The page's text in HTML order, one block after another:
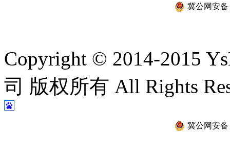
冀公网安备
Copyright © 2014-2015
司 版权所有 All Rights
冀公网安备